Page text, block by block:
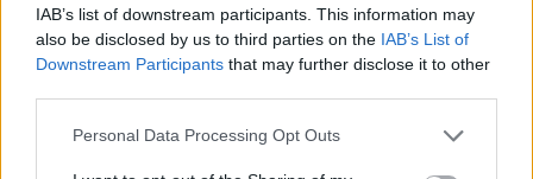
IAB’s list of downstream participants. This information may
also be disclosed by us to third parties on the IAB’s List of
Downstream Participants that may further disclose it to other
Personal Data Processing Opt Outs